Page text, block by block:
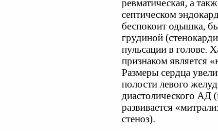
ревматическая, а
септическом
беспокоит одышка,
грудиной
пульсации в голове.
признаком является
Размеры сердца
полости левого
диастолического АД
развивается
стеноз).